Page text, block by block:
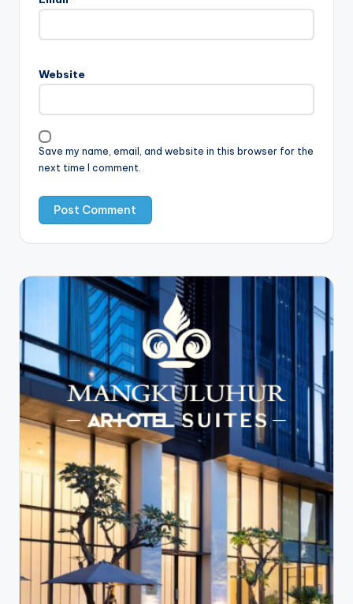
Website
Save my name, email, and website in this browser for the
next time I comment.